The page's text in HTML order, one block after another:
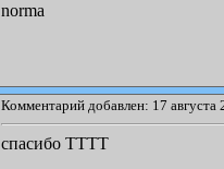
norma
Комментарий добавлен: 17 августа
спасибо ТТТТ